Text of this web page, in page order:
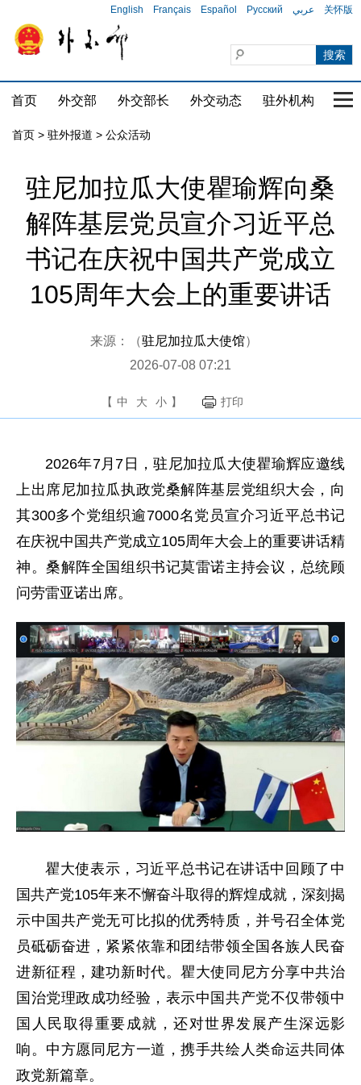
English Français Español Русский عربي 关怀版
首页 外交部 外交部长 外交动态 驻外机构 国
首页 > 驻外报道 > 公众活动
驻尼加拉瓜大使瞿瑜辉向桑
解阵基层党员宣介习近平总
书记在庆祝中国共产党成立
105周年大会上的重要讲话
来源：（驻尼加拉瓜大使馆）
2026-07-08 07:21
【 中 大 小 】 打印
2026年7月7日，驻尼加拉瓜大使瞿瑜辉应邀线
上出席尼加拉瓜执政党桑解阵基层党组织大会，向
其300多个党组织逾7000名党员宣介习近平总书记
在庆祝中国共产党成立105周年大会上的重要讲话精
神。桑解阵全国组织书记莫雷诺主持会议，总统顾
问劳雷亚诺出席。
瞿大使表示，习近平总书记在讲话中回顾了中
国共产党105年来不懈奋斗取得的辉煌成就，深刻揭
示中国共产党无可比拟的优秀特质，并号召全体党
员砥砺奋进，紧紧依靠和团结带领全国各族人民奋
进新征程，建功新时代。瞿大使同尼方分享中共治
国治党理政成功经验，表示中国共产党不仅带领中
国人民取得重要成就，还对世界发展产生深远影
响。中方愿同尼方一道，携手共绘人类命运共同体
政党新篇章。